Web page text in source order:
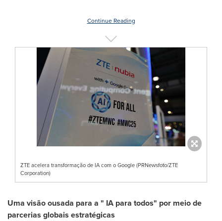
Continue Reading
ZTE acelera transformação de IA com o Google (PRNewsfoto/ZTE
Corporation)
Uma visão ousada para a " IA para todos" por meio de
parcerias globais estratégicas